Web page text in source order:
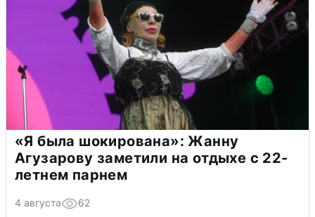
«Я была шокирована»: Жанну
Агузарову заметили на отдыхе с 22-
летнем парнем
4 августа 62